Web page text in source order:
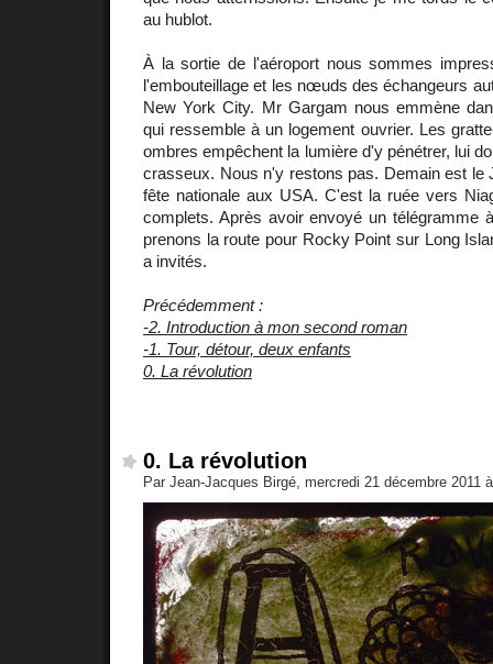
au hublot.
À la sortie de l'aéroport nous sommes
l'embouteillage et les nœuds des échangeurs
New York City. Mr Gargam nous emmène
qui ressemble à un logement ouvrier. Les
ombres empêchent la lumière d'y pénétrer, lui
crasseux. Nous n'y restons pas. Demain est le
fête nationale aux USA. C'est la ruée vers
complets. Après avoir envoyé un télégramme
prenons la route pour Rocky Point sur Long
a invités.
Précédemment :
-2. Introduction à mon second roman
-1. Tour, détour, deux enfants
0. La révolution
0. La révolution
Par Jean-Jacques Birgé, mercredi 21 décembre 2011